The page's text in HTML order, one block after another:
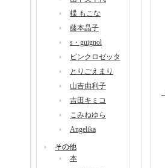
楪 もこな
藤本晶子
s・guignol
ピンクロゼッタ
とりごえまり
山吉由利子
吉田キミコ
こみねゆら
Angelika
その他
本